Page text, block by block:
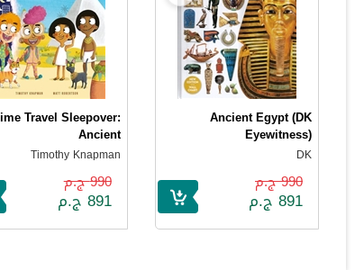
Ancient Egypt (DK
Eyewitness)
DK
990 ج.م
891 ج.م
Travel Sleepover:
Ancient
Timothy Knapman
990 ج.م
891 ج.م